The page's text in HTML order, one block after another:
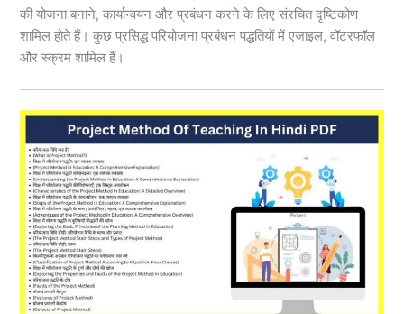
की योजना बनाने, कार्यान्वयन और प्रबंधन करने के लिए संरचित दृष्टिकोण
शामिल होते हैं। कुछ प्रसिद्ध परियोजना प्रबंधन पद्धतियों में एजाइल, वॉटरफॉल
और स्क्रम शामिल हैं।